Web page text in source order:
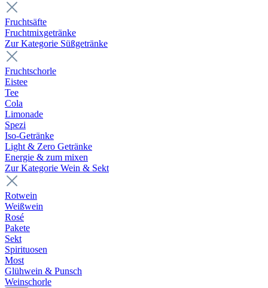
Fruchtsäfte
Fruchtmixgetränke
Zur Kategorie Süßgetränke
Fruchtschorle
Eistee
Tee
Cola
Limonade
Spezi
Iso-Getränke
Light & Zero Getränke
Energie & zum mixen
Zur Kategorie Wein & Sekt
Rotwein
Weißwein
Rosé
Pakete
Sekt
Spirituosen
Most
Glühwein & Punsch
Weinschorle